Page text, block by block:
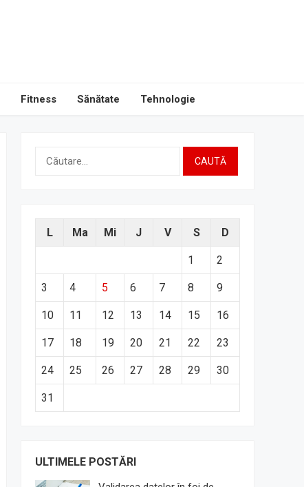
Fitness Sănătate Tehnologie
Caută
L Ma Mi J V S D
1 2
3 4 5 6 7 8 9
10 11 12 13 14 15 16
17 18 19 20 21 22 23
24 25 26 27 28 29 30
31
ULTIMELE POSTĂRI